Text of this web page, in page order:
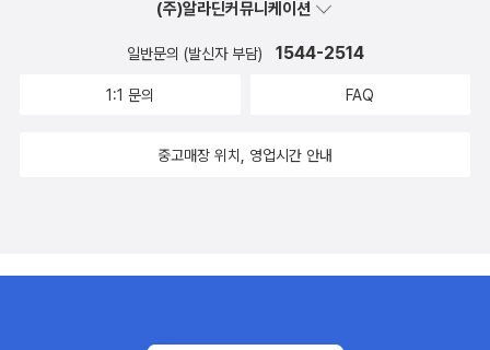
(주)알라딘커뮤니케이션
일반문의 (발신자 부담) 1544-2514
1:1 문의 FAQ
중고매장 위치, 영업시간 안내